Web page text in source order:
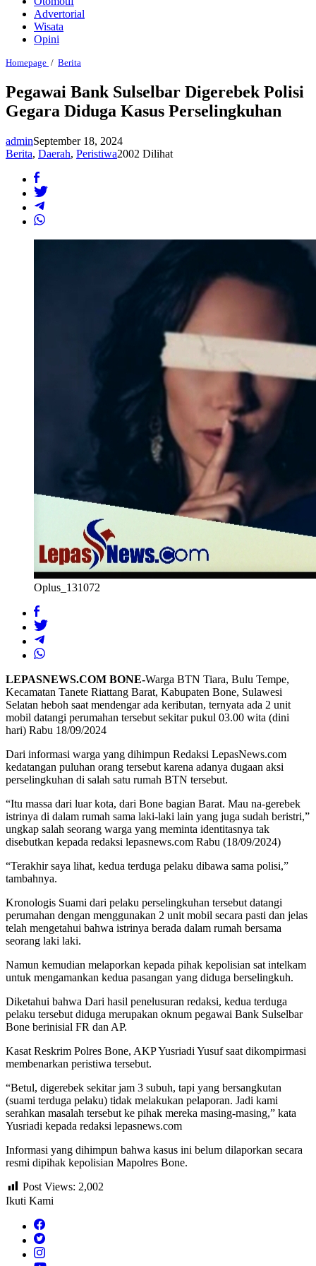
Advertorial
Wisata
Opini
Homepage / Berita
Sulselbar
Digerebek
Polisi
Gegara
Kasus
Perselingkuhan
Pegawai Bank Sulselbar Digerebek Polisi
Gegara Diduga Kasus Perselingkuhan
adminSeptember 18, 2024
Berita, Daerah, Peristiwa2002 Dilihat
Oplus_131072
LEPASNEWS.COM BONE-Warga BTN Tiara, Bulu Tempe,
Kecamatan Tanete Riattang Barat, Kabupaten Bone, Sulawesi
Selatan heboh saat mendengar ada keributan, ternyata ada 2 unit
mobil datangi perumahan tersebut sekitar pukul 03.00 wita (dini
hari) Rabu 18/09/2024
Dari informasi warga yang dihimpun Redaksi LepasNews.com
kedatangan puluhan orang tersebut karena adanya dugaan aksi
perselingkuhan di salah satu rumah BTN tersebut.
“Itu massa dari luar kota, dari Bone bagian Barat. Mau na-gerebek
istrinya di dalam rumah sama laki-laki lain yang juga sudah beristri,”
ungkap salah seorang warga yang meminta identitasnya tak
disebutkan kepada redaksi lepasnews.com Rabu (18/09/2024)
“Terakhir saya lihat, kedua terduga pelaku dibawa sama polisi,”
tambahnya.
Kronologis Suami dari pelaku perselingkuhan tersebut datangi
perumahan dengan menggunakan 2 unit mobil secara pasti dan jelas
telah mengetahui bahwa istrinya berada dalam rumah bersama
seorang laki laki.
Namun kemudian melaporkan kepada pihak kepolisian sat intelkam
untuk mengamankan kedua pasangan yang diduga berselingkuh.
Diketahui bahwa Dari hasil penelusuran redaksi, kedua terduga
pelaku tersebut diduga merupakan oknum pegawai Bank Sulselbar
Bone berinisial FR dan AP.
Kasat Reskrim Polres Bone, AKP Yusriadi Yusuf saat dikompirmasi
membenarkan peristiwa tersebut.
“Betul, digerebek sekitar jam 3 subuh, tapi yang bersangkutan
(suami terduga pelaku) tidak melakukan pelaporan. Jadi kami
serahkan masalah tersebut ke pihak mereka masing-masing,” kata
Yusriadi kepada redaksi lepasnews.com
Informasi yang dihimpun bahwa kasus ini belum dilaporkan secara
resmi dipihak kepolisian Mapolres Bone.
Post Views: 2,002
Ikuti Kami